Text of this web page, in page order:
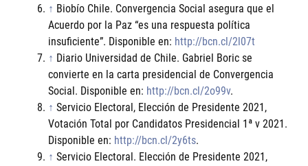
↑ Biobío Chile. Convergencia Social asegura que el
Acuerdo por la Paz “es una respuesta política
insuficiente”. Disponible en: http://bcn.cl/2l07t
↑ Diario Universidad de Chile. Gabriel Boric se
convierte en la carta presidencial de Convergencia
Social. Disponible en: http://bcn.cl/2o99v.
↑ Servicio Electoral, Elección de Presidente 2021,
Votación Total por Candidatos Presidencial 1ª v 2021.
Disponible en: http://bcn.cl/2y6ts.
↑ Servicio Electoral. Elección de Presidente 2021,